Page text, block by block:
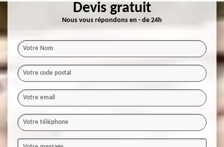
Devis gratuit
Nous vous répondons en - de 24h